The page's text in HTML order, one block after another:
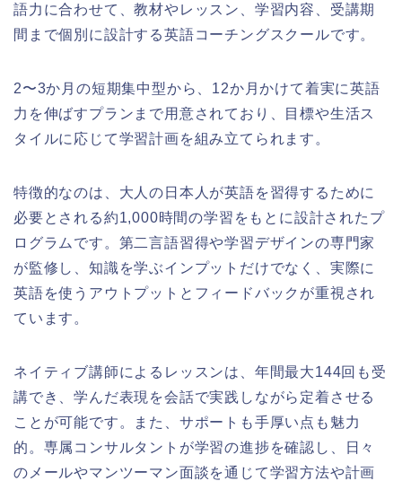
語力に合わせて、教材やレッスン、学習内容、受講期
間まで個別に設計する英語コーチングスクールです。
2〜3か月の短期集中型から、12か月かけて着実に英語
力を伸ばすプランまで用意されており、目標や生活ス
タイルに応じて学習計画を組み立てられます。
特徴的なのは、大人の日本人が英語を習得するために
必要とされる約1,000時間の学習をもとに設計されたプ
ログラムです。第二言語習得や学習デザインの専門家
が監修し、知識を学ぶインプットだけでなく、実際に
英語を使うアウトプットとフィードバックが重視され
ています。
ネイティブ講師によるレッスンは、年間最大144回も受
講でき、学んだ表現を会話で実践しながら定着させる
ことが可能です。また、サポートも手厚い点も魅力
的。専属コンサルタントが学習の進捗を確認し、日々
のメールやマンツーマン面談を通じて学習方法や計画